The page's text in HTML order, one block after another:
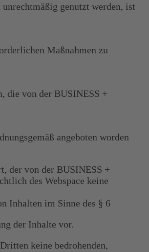
genutzt werden, ist
Maßnahmen zu
die von der BUSINESS +
angeboten worden
der von der BUSINESS +
des Webspace keine
Inhalten im Sinne des § 6
der Inhalte vor.
keine bedrohenden,